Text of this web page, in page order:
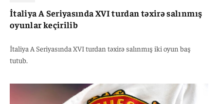
İtaliya A Seriyasında XVI turdan təxirə salınmış
oyunlar keçirilib
İtaliya A Seriyasında XVI turdan təxirə salınmış iki oyun baş
tutub.